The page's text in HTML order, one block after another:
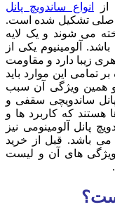
از
انواع ساندویچ پانل
اصلی تشکیل شده است.
می شوند و یک لایه
آلومینیوم یکی از
زیبا دارد و مقاومت
تمامی این موارد باید
همین ویژگی آن سبب
ساندویچی سقفی و
هستند که کاربرد ها و
پانل آلومینومی نیز
می باشد. قبل از خرید
ویژگی های آن و لیست